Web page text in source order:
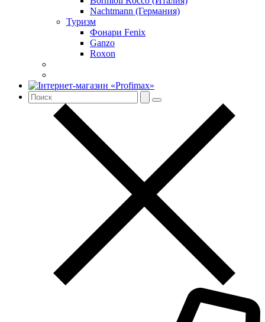
Nachtmann (Германия)
Туризм
Фонари Fenix
Ganzo
Roxon